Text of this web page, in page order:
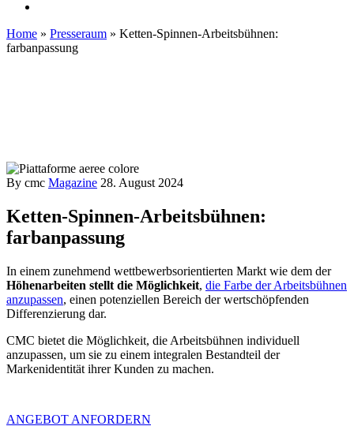
Home » Presseraum » Ketten-Spinnen-Arbeitsbühnen:
farbanpassung
By cmc Magazine 28. August 2024
Ketten-Spinnen-Arbeitsbühnen:
farbanpassung
In einem zunehmend wettbewerbsorientierten Markt wie dem der
Höhenarbeiten stellt die Möglichkeit, die Farbe der Arbeitsbühnen
anzupassen, einen potenziellen Bereich der wertschöpfenden
Differenzierung dar.
CMC bietet die Möglichkeit, die Arbeitsbühnen individuell
anzupassen, um sie zu einem integralen Bestandteil der
Markenidentität ihrer Kunden zu machen.
ANGEBOT ANFORDERN